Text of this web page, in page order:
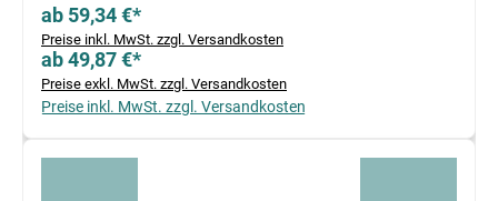
ab 59,34 €*
Preise inkl. MwSt. zzgl. Versandkosten
ab 49,87 €*
Preise exkl. MwSt. zzgl. Versandkosten
Preise inkl. MwSt. zzgl. Versandkosten